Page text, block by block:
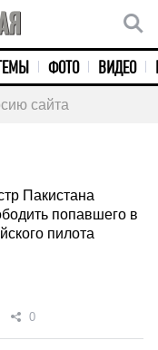
ТЕМЫ ФОТО ВИДЕО
сайта
Пакистана
попавшего в
пилота
0